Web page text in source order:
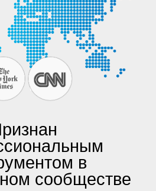
в
сообществе